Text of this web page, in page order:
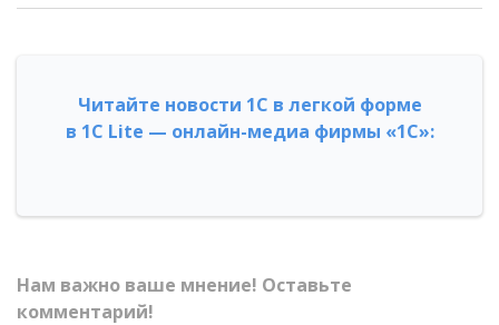
Читайте новости 1С в легкой форме
в 1С Lite — онлайн-медиа фирмы «1С»:
Нам важно ваше мнение! Оставьте
комментарий!